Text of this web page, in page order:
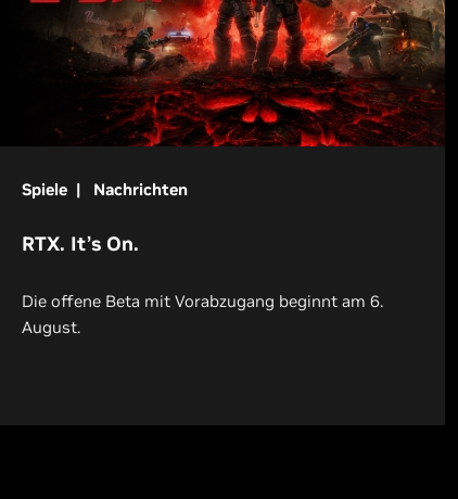
Spiele | Nachrichten
RTX. It’s On.
Die offene Beta mit Vorabzugang beginnt am 6.
August.